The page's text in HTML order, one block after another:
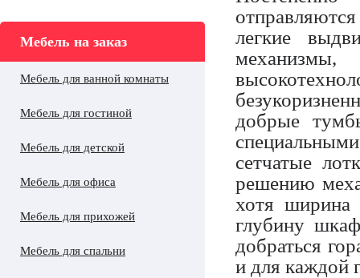
Мебель на заказ
Мебель для ванной комнаты
Мебель для гостиной
Мебель для детской
Мебель для офиса
Мебель для прихожей
Мебель для спальни
легкие
добрые
сетчатые
решению
хотя ширина
глубину
добраться
и для каждой